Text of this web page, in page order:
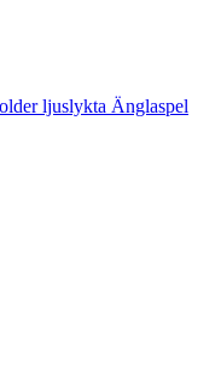
ljuslykta Änglaspel